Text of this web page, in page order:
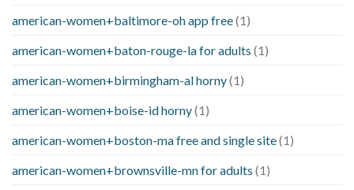
american-women+baltimore-oh app free(1)
american-women+baton-rouge-la for adults (1)
american-women+birmingham-al horny(1)
american-women+boise-id horny(1)
american-women+boston-ma free and single site(1)
american-women+brownsville-mn for adults (1)